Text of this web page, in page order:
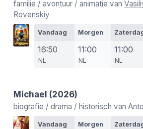
familie / avontuur / animatie van
Rovenskiy
Vandaag Morgen
16:50
NL
11:00
NL
11:00
NL
Michael (2026)
biografie / drama / historisch van
Vandaag Morgen